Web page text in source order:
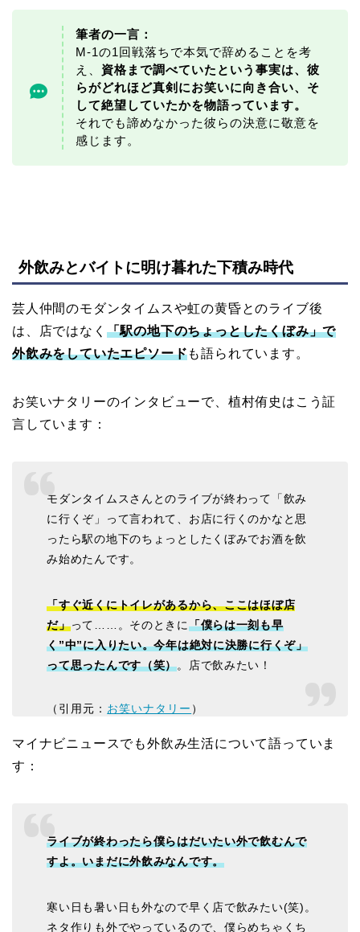
筆者の一言：
M-1の1回戦落ちで本気で辞めることを考
え、 資格まで調べていたという事実は、彼
らがどれほど真剣にお笑いに向き合い、そ
して絶望していたかを物語っています。
それでも諦めなかった彼らの決意に敬意を
感じます。
外飲みとバイトに明け暮れた下積み時代
芸人仲間のモダンタイムスや虹の黄昏とのライブ後
は、店ではなく 「駅の地下のちょっとしたくぼみ」で
外飲みをしていたエピソードも語られています。
お笑いナタリーのインタビューで、植村侑史はこう証
言しています：
モダンタイムスさんとのライブが終わって「飲み
に行くぞ」って言われて、お店に行くのかなと思
ったら駅の地下のちょっとしたくぼみでお酒を飲
み始めたんです。
「すぐ近くにトイレがあるから、ここはほぼ店
だ」って……。そのときに「僕らは一刻も早
く”中”に入りたい。今年は絶対に決勝に行くぞ」
って思ったんです（笑）。店で飲みたい！
（引用元： お笑いナタリー ）
マイナビニュースでも外飲み生活について語っていま
す：
ライブが終わったら僕らはだいたい外で飲むんで
すよ。いまだに外飲みなんです。
寒い日も暑い日も外なので早く店で飲みたい(笑)。
ネタ作りも外でやっているので、僕らめちゃくち